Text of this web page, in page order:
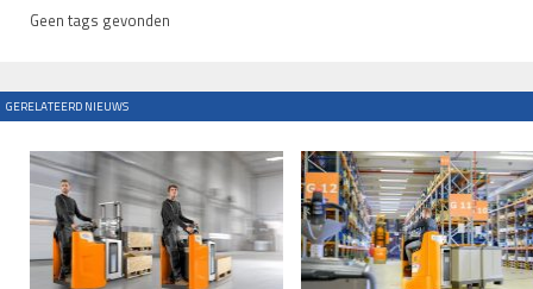
Geen tags gevonden
GERELATEERD NIEUWS